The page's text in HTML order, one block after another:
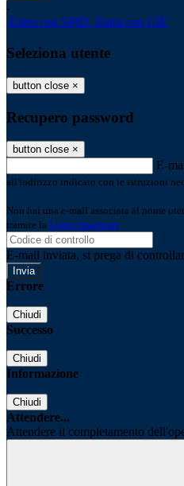
-
Entra con SPID Entra con CIE
Seleziona utente
button close ×
Recupero password
button close ×
E-
all'indirizzo indicato con le istruzioni
Non hai una e-mail associata al nome
tramite la Login Spaggiari
E-mail inviata, si prega di
Errore
Chiudi
Successo
Chiudi
Informazione
Chiudi
Attendere...
Attendere il completamento